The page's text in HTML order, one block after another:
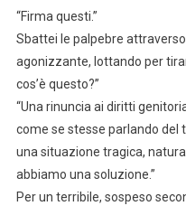
“Firma questi.”
Sbattei le palpebre
agonizzante, lottando per
cos’è questo?”
“Una rinuncia ai diritti
come se stesse parlando del
una situazione tragica,
abbiamo una soluzione.”
Per un terribile, sospeso